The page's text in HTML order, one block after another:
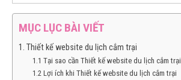
MỤC LỤC BÀI VIẾT
1. Thiết kế website du lịch cắm trại
​​​​​​​1.1 Tại sao cần Thiết kế website du lịch cắm trại
1.2 Lợi ích khi Thiết kế website du lịch cắm trại